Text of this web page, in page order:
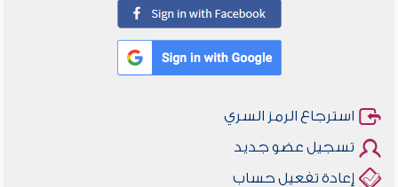
استرجاع الرمز السري
تسجيل عضو جديد
إعادة تفعيل حساب